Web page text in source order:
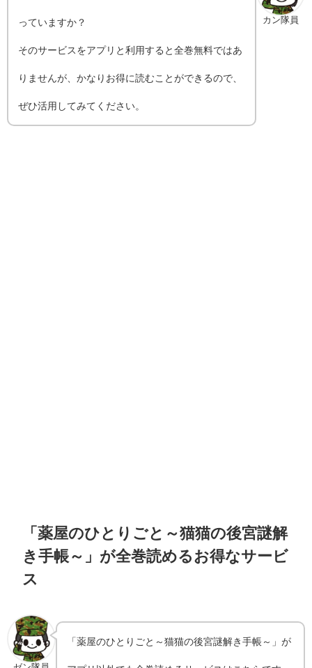
カン隊員
っていますか？
そのサービスをアプリと利用すると全巻無料ではあ
りませんが、かなりお得に読むことができるので、
ぜひ活用してみてください。
「薬屋のひとりごと～猫猫の後宮謎解
き手帳～」が全巻読めるお得なサービ
ス
「薬屋のひとりごと～猫猫の後宮謎解き手帳～」が